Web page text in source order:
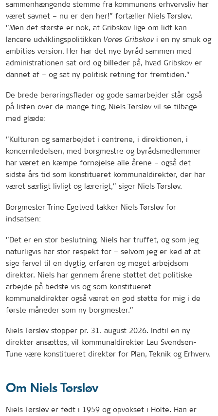
sammenhængende stemme fra kommunens erhvervsliv har
været savnet – nu er den her!” fortæller Niels Tørsløv.
”Men det største er nok, at Gribskov lige om lidt kan
lancere udviklingspolitikken Vores Gribskov i en ny smuk og
ambitiøs version Her har det nye byråd sammen med
administrationen sat ord og billeder på, hvad Gribskov er
dannet af – og sat ny politisk retning for fremtiden.”
De brede berøringsflader og gode samarbejder står også
på listen over de mange ting, Niels Tørsløv vil se tilbage
med glæde:
”Kulturen og samarbejdet i centrene, i direktionen, i
koncernledelsen, med borgmestre og byrådsmedlemmer
har været en kæmpe fornøjelse alle årene – også det
sidste års tid som konstitueret kommunaldirektør, der har
været særligt livligt og lærerigt,” siger Niels Tørsløv.
Borgmester Trine Egetved takker Niels Tørsløv for
indsatsen:
”Det er en stor beslutning, Niels har truffet, og som jeg
naturligvis har stor respekt for – selvom jeg er ked af at
sige farvel til en dygtig, erfaren og meget arbejdsom
direktør. Niels har gennem årene støttet det politiske
arbejde på bedste vis og som konstitueret
kommunaldirektør også været en god støtte for mig i de
første måneder som ny borgmester.”
Niels Tørsløv stopper pr. 31. august 2026. Indtil en ny
direktør ansættes, vil kommunaldirektør Lau Svendsen-
Tune være konstitueret direktør for Plan, Teknik og Erhverv.
Om Niels Tørsløv
Niels Tørsløv er født i 1959 og opvokset i Holte. Han er